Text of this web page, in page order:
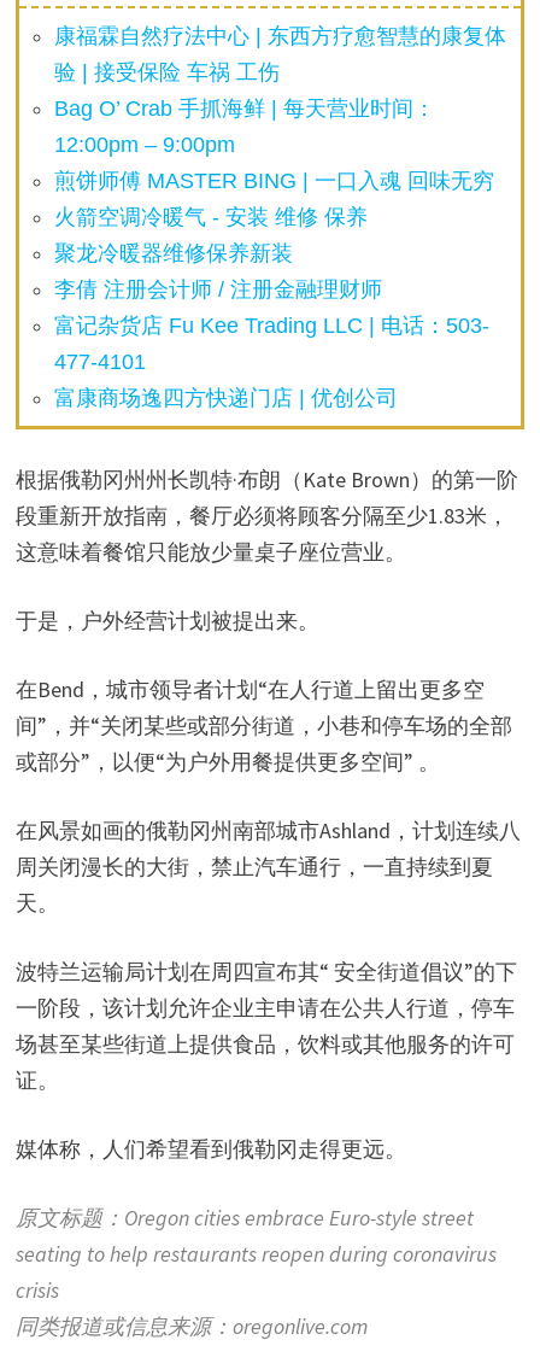
康福霖自然疗法中心 | 东西方疗愈智慧的康复体
验 | 接受保险 车祸 工伤
Bag O’ Crab 手抓海鲜 | 每天营业时间：
12:00pm – 9:00pm
煎饼师傅 MASTER BING | 一口入魂 回味无穷
火箭空调冷暖气 - 安装 维修 保养
聚龙冷暖器维修保养新装
李倩 注册会计师 / 注册金融理财师
富记杂货店 Fu Kee Trading LLC | 电话：503-
477-4101
富康商场逸四方快递门店 | 优创公司
根据俄勒冈州州长凯特·布朗（Kate Brown）的第一阶
段重新开放指南，餐厅必须将顾客分隔至少1.83米，
这意味着餐馆只能放少量桌子座位营业。
于是，户外经营计划被提出来。
在Bend，城市领导者计划“在人行道上留出更多空
间”，并“关闭某些或部分街道，小巷和停车场的全部
或部分”，以便“为户外用餐提供更多空间” 。
在风景如画的俄勒冈州南部城市Ashland，计划连续八
周关闭漫长的大街，禁止汽车通行，一直持续到夏
天。
波特兰运输局计划在周四宣布其“ 安全街道倡议”的下
一阶段，该计划允许企业主申请在公共人行道，停车
场甚至某些街道上提供食品，饮料或其他服务的许可
证。
媒体称，人们希望看到俄勒冈走得更远。
原文标题：Oregon cities embrace Euro-style street
seating to help restaurants reopen during coronavirus
crisis
同类报道或信息来源：oregonlive.com